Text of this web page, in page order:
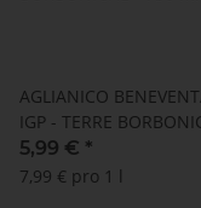
AGLIANICO
IGP - TERRE
750 ml
5,99 € *
7,99 € pro 1 l